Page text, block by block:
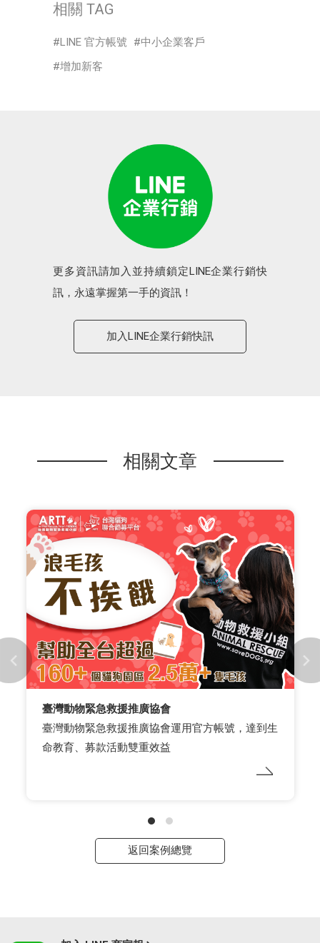
相關 TAG
LINE 官方帳號
中小企業客戶
增加新客
更多資訊請加入並持續鎖定LINE企業行銷快
訊，永遠掌握第一手的資訊！
加入LINE企業行銷快訊
相關文章
臺灣動物緊急救援推廣協會
臺灣動物緊急救援推廣協會運用官方帳號，達到生
命教育、募款活動雙重效益
返回案例總覽